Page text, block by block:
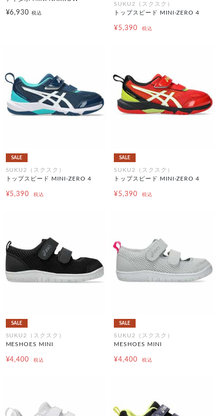
¥6,930税込
SUKU2（スクスク）
トップスピード MINI-ZERO 4
¥5,390 税込
SALE
SUKU2（スクスク）
トップスピード MINI-ZERO 4
¥5,390 税込
SALE
SUKU2（スクスク）
トップスピード MINI-ZERO 4
¥5,390 税込
SALE
SUKU2（スクスク）
MESHOES MINI
¥4,400 税込
SALE
SUKU2（スクスク）
MESHOES MINI
¥4,400 税込